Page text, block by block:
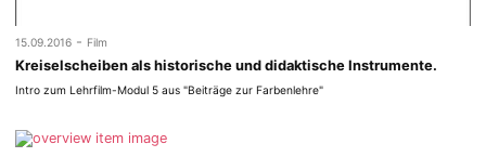
15.09.2016 - Film
Kreiselscheiben als historische und didaktische Instrumente.
Intro zum Lehrfilm-Modul 5 aus "Beiträge zur Farbenlehre"